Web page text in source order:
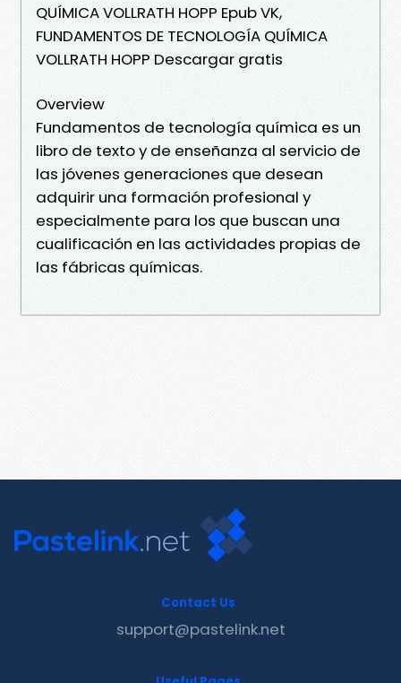
QUÍMICA VOLLRATH HOPP Epub VK,
FUNDAMENTOS DE TECNOLOGÍA QUÍMICA
VOLLRATH HOPP Descargar gratis
Overview
Fundamentos de tecnología química es un
libro de texto y de enseñanza al servicio de
las jóvenes generaciones que desean
adquirir una formación profesional y
especialmente para los que buscan una
cualificación en las actividades propias de
las fábricas químicas.
Contact Us
support@pastelink.net